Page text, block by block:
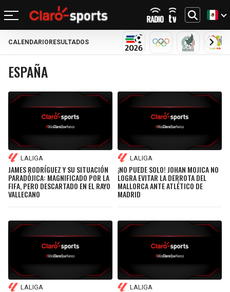
REGRESAR
FÚTBOL
MUNDIAL 2026
SELECCIÓN MEXICANA
CONCACHAMPIONS
FÚTBOL DE ESTUFA
LIGA DE EXPANSIÓN MX
LEAGUES CUP
REGRESAR
FÚTBOL INTERNACIONAL
CHAMPIONS LEAGUE
PREMIER LEAGUE
SERIE A
BUNDESLIGA
UEFA EUROPA LEAGUE
UEFA CONFERENCE LEAGUE
MLS
REGRESAR
MOTOR
FÓRMULA 1
REGRESAR
NFL
BILLS
PATRIOTS
JETS
RAIDERS
REGRESAR
NBA
CELTICS
KNICKS
76ERS
CAVALIERS
REGRESAR
BÉISBOL
MEXICANO
REGRESAR
OTROS DEPORTES
CICLISMO
BOXEO
GOLF
UFC
REGRESAR
ACTUALIDAD
TENDENCIAS
CINE Y TV
VIDEOJUEGOS
CALENDARIO RESULTADOS
MUNDIAL 2026
OLÍMPICOS
ESPAÑA
LALIGA
JAMES RODRÍGUEZ Y SU SITUACIÓN
PARADÓJICA: MAGNIFICADO POR LA
FIFA, PERO DESCARTADO EN EL RAYO
VALLECANO
LALIGA
¡NO PUEDE SOLO! JOHAN MOJICA NO
LOGRA EVITAR LA DERROTA DEL
MALLORCA ANTE ATLÉTICO DE
MADRID
LALIGA LALIGA